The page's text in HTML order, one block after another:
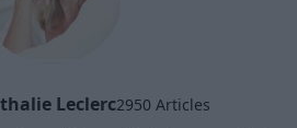
Leclerc2950 Articles